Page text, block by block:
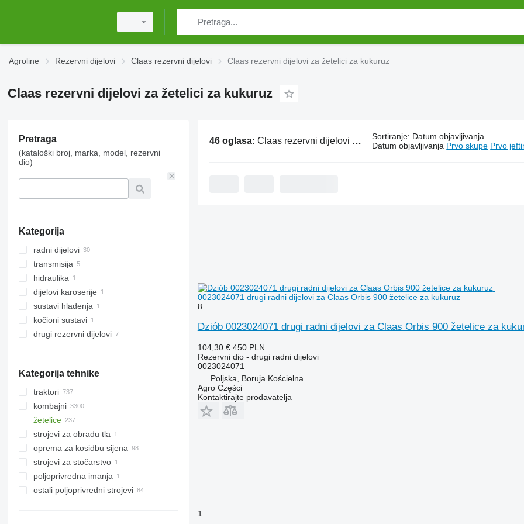
Agroline Rezervni dijelovi Claas rezervni dijelovi Claas rezervni dijelovi za žetelici za kukuruz
Claas rezervni dijelovi za žetelici za kukuruz
Pretraga
(kataloški broj, marka, model, rezervni
dio)
Kategorija
radni dijelovi
noževi
vratila
lančanici
drugi radni dijelovi
transmisija
reduktori
drugi rezervni dijelovi transmisije
hidraulika
hidraulični cilindri
dijelovi karoserije
šasije
sustavi hlađenja
cijevni priključci
kočioni sustavi
drugi rezervni dijelovi kočionog
drugi rezervni dijelovi
Kategorija tehnike
traktori
traktori gusjeničari
traktori na kotačima
kombajni
kombajni za repu
kombajni za žito
krmni kombajni
kombajni za kukuruz
drugi kombajni
žetelice
adapteri za žito
roto-žetelice
stolovi za uljanu repicu
žetelice za kukuruz
strojevi za obradu tla
kultivatori
oprema za kosidbu sijena
kosilice
poljoprivredni utovarivači
prevrtači sijena
strojevi za stočarstvo
strojevi za stočarstvo
sjeckalice slame
poljoprivrednа imanjа
elevatore i žitnice
ostali poljoprivredni strojevi
46 oglasa: Claas rezervni dijelovi za žetelici za kukuruz Sortiranje: Datum objavljivanja
Datum objavljivanja Prvo skupe Prvo
0023024071 drugi radni dijelovi za Claas Orbis 900 žetelice za kukuruz
8
Dziób 0023024071 drugi radni dijelovi za Claas Orbis 900 žetelice za
104,30 € 450 PLN
Rezervni dio - drugi radni dijelovi
0023024071
Poljska, Boruja Kościelna
Agro Części
Kontaktirajte prodavatelja
1